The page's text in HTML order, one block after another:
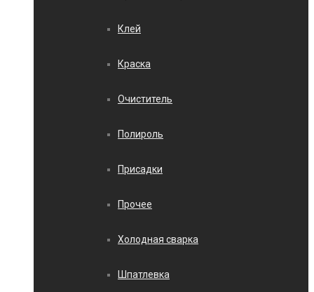
Клей
Краска
Очиститель
Полироль
Присадки
Прочее
Холодная сварка
Шпатлевка